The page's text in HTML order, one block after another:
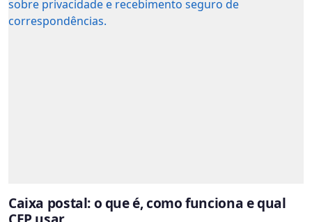
Caixa postal: o que é, como funciona e qual